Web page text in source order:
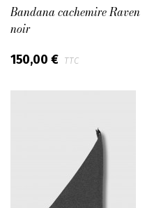
Bandana cachemire Raven
noir
150,00 € TTC